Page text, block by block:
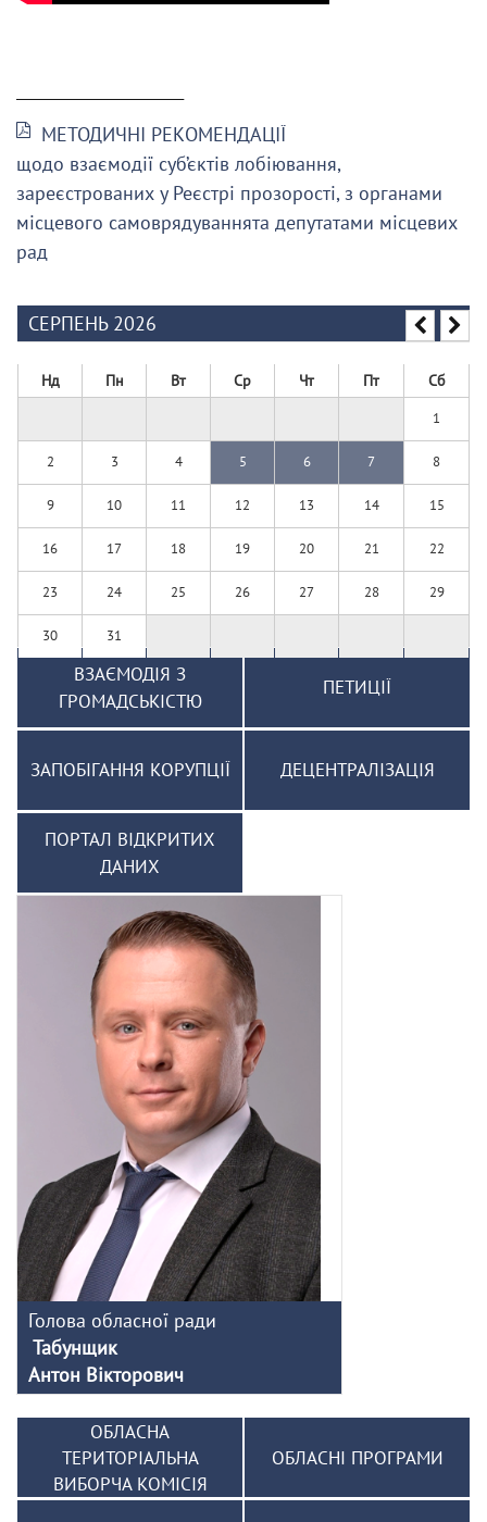
МЕТОДИЧНІ РЕКОМЕНДАЦІЇ
щодо взаємодії суб’єктів лобіювання,
зареєстрованих у Реєстрі прозорості, з органами
місцевого самоврядуваннята депутатами місцевих
рад
СЕРПЕНЬ 2026
Нд Пн Вт Ср Чт Пт Сб
1
2 3 4 5 6 7 8
9 10 11 12 13 14 15
16 17 18 19 20 21 22
23 24 25 26 27 28 29
30 31
ВЗАЄМОДІЯ З
ГРОМАДСЬКІСТЮ
ПЕТИЦІЇ
ЗАПОБІГАННЯ КОРУПЦІЇ ДЕЦЕНТРАЛІЗАЦІЯ
ПОРТАЛ ВІДКРИТИХ
ДАНИХ
Голова обласної ради
Табунщик
Антон Вікторович
ОБЛАСНА
ТЕРИТОРІАЛЬНА
ВИБОРЧА КОМІСІЯ
ОБЛАСНІ ПРОГРАМИ